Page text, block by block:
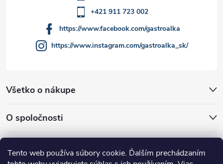
Tento web používa súbory cookie. Ďalším prechádzaním
Všetko o nákupe
O spoločnosti
+421 911 723 002
https://www.facebook.com/gastroalka
https://www.instagram.com/gastroalka_sk/